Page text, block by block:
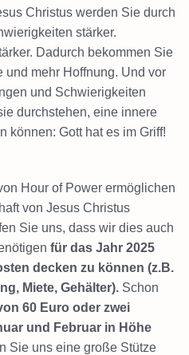
Christus werden Sie durch
stärker.
Dadurch bekommen Sie
und mehr Hoffnung. Und vor
und Schwierigkeiten
durchstehen, eine innere
können: Gott hat es im Griff!
Hour of Power ermöglichen
von Jesus Christus
Sie uns, dass wir dies auch
für das Jahr 2025
decken zu können (z.B.
Miete, Gehälter). Schon
60 Euro oder zwei
und Februar in Höhe
Sie uns eine große Stütze